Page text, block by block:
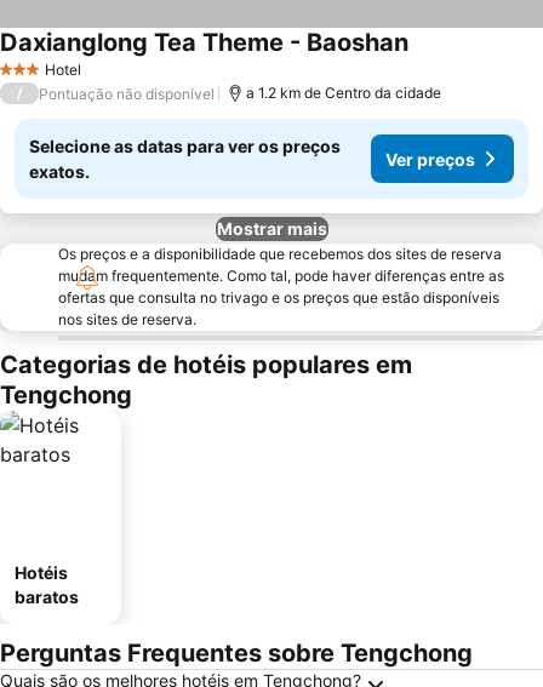
3 EstrelasHotel
Daxianglong Tea Theme - BaoshanVer preços
/ Pontuação não disponível a 1.2 km de Centro da cidade
Selecione as datas para ver os preços
exatos.
Ver preços
Mostrar mais
Os preços e a disponibilidade que recebemos dos sites de reserva
mudam frequentemente. Como tal, pode haver diferenças entre as
ofertas que consulta no trivago e os preços que estão disponíveis
nos sites de reserva.
Categorias de hotéis populares em
Tengchong
Hotéis
baratos
Perguntas Frequentes sobre Tengchong
Quais são os melhores hotéis em Tengchong?